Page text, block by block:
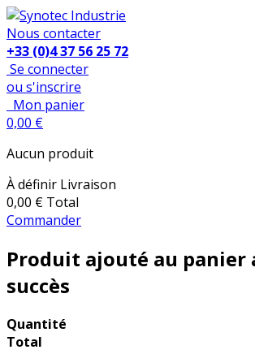
Nous contacter
+33 (0)4 37 56 25 72
Se connecter
ou s'inscrire
Mon panier
0,00 €
Aucun produit
À définir Livraison
0,00 € Total
Commander
Produit ajouté au panier
succès
Quantité
Total